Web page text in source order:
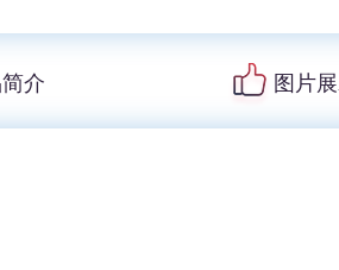
介 图片